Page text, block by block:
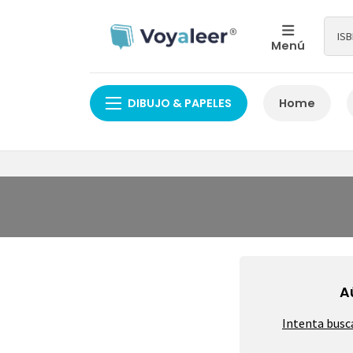
Menú
DIBUJO & PAPELES Home
Intenta